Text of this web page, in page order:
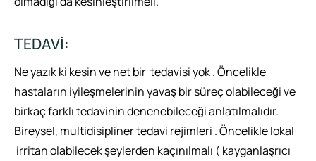
TEDAVİ:
Ne yazık ki kesin ve net bir tedavisi yok . Öncelikle
hastaların iyileşmelerinin yavaş bir süreç olabileceği ve
birkaç farklı tedavinin denenebileceği anlatılmalıdır.
Bireysel, multidisipliner tedavi rejimleri . Öncelikle lokal
irritan olabilecek şeylerden kaçınılmalı ( kayganlaşrıcı